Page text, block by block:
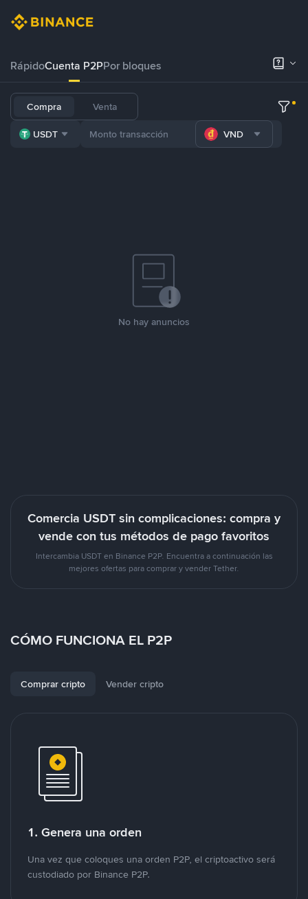
RápidoCuenta P2PPor bloques
Compra Venta
USDT VND
No hay anuncios
Comercia USDT sin complicaciones: compra y
vende con tus métodos de pago favoritos
Intercambia USDT en Binance P2P. Encuentra a continuación las
mejores ofertas para comprar y vender Tether.
CÓMO FUNCIONA EL P2P
Comprar cripto Vender cripto
1. Genera una orden
Una vez que coloques una orden P2P, el criptoactivo será
custodiado por Binance P2P.